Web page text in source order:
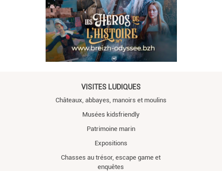
VISITES LUDIQUES
Châteaux, abbayes, manoirs et moulins
Musées kidsfriendly
Patrimoine marin
Expositions
Chasses au trésor, escape game et
enquêtes